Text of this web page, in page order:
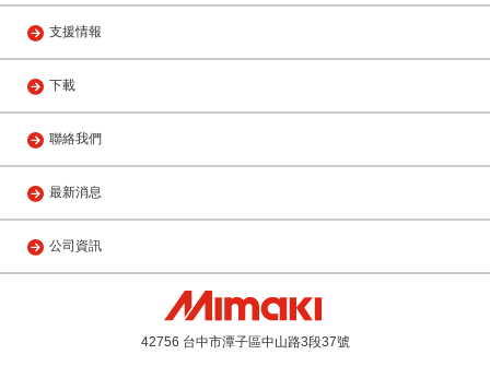
支援情報
下載
聯絡我們
最新消息
公司資訊
42756 台中市潭子區中山路3段37號